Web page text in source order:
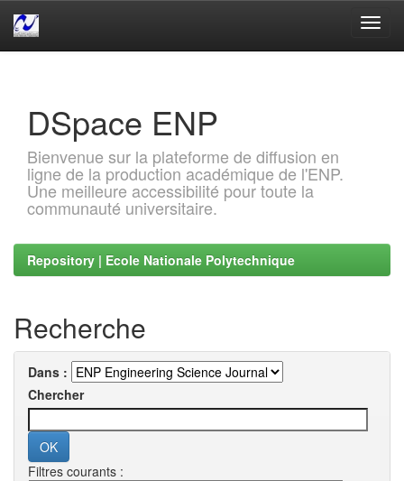
DSpace ENP
Bienvenue sur la plateforme de diffusion en
ligne de la production académique de l'ENP.
Une meilleure accessibilité pour toute la
communauté universitaire.
Repository | Ecole Nationale Polytechnique
Recherche
Dans :
Chercher
Filtres courants :